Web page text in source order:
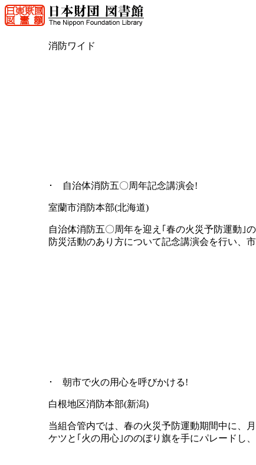
消防ワイド
･ 自治体消防五〇周年記念講演会!
室蘭市消防本部(北海道)
自治体消防五〇周年を迎え｢春の火災予防運動｣
防災活動のあり方について記念講演会を行い、
･ 朝市で火の用心を呼びかける!
白根地区消防本部(新潟)
当組合管内では、春の火災予防運動期間中に、
ケツと｢火の用心｣ののぼり旗を手にパレードし